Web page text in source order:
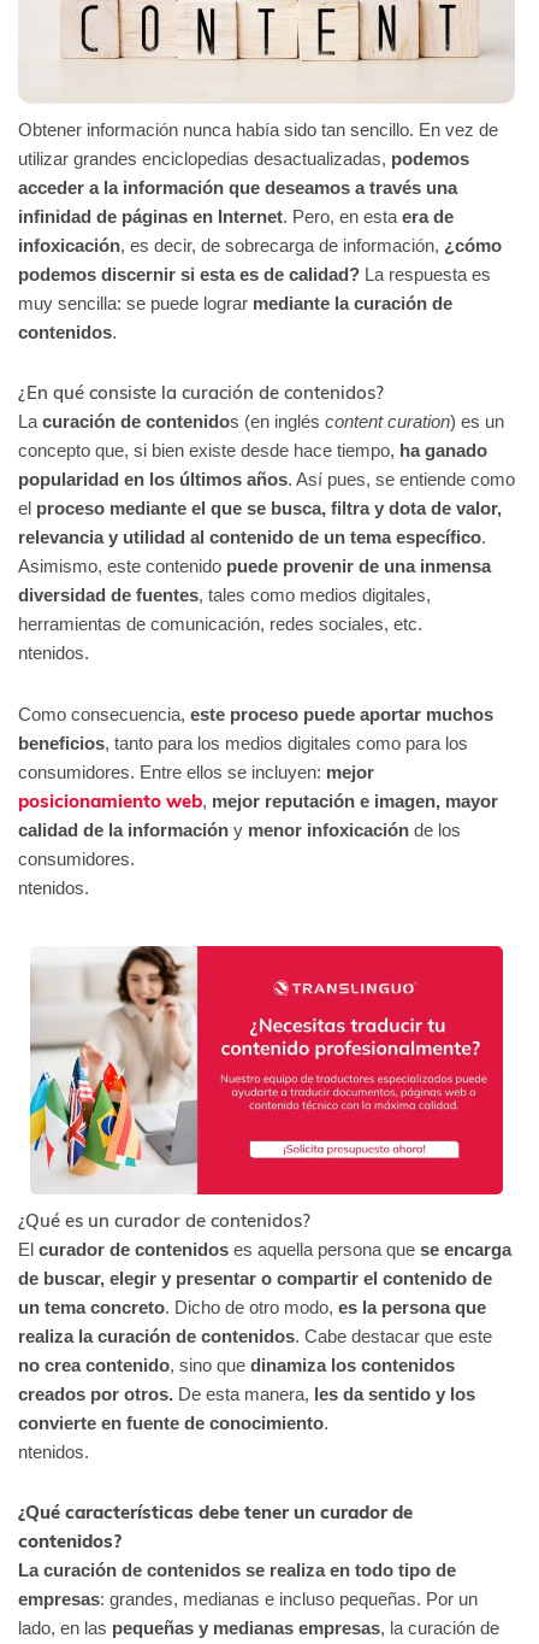
Obtener información nunca había sido tan sencillo. En vez de
utilizar grandes enciclopedias desactualizadas, podemos
acceder a la información que deseamos a través una
infinidad de páginas en Internet. Pero, en esta era de
infoxicación, es decir, de sobrecarga de información, ¿cómo
podemos discernir si esta es de calidad? La respuesta es
muy sencilla: se puede lograr mediante la curación de
contenidos.
¿En qué consiste la curación de contenidos?
La curación de contenidos (en inglés content curation) es un
concepto que, si bien existe desde hace tiempo, ha ganado
popularidad en los últimos años. Así pues, se entiende como
el proceso mediante el que se busca, filtra y dota de valor,
relevancia y utilidad al contenido de un tema específico.
Asimismo, este contenido puede provenir de una inmensa
diversidad de fuentes, tales como medios digitales,
herramientas de comunicación, redes sociales, etc.
ntenidos.
Como consecuencia, este proceso puede aportar muchos
beneficios, tanto para los medios digitales como para los
consumidores. Entre ellos se incluyen: mejor
posicionamiento web, mejor reputación e imagen, mayor
calidad de la información y menor infoxicación de los
consumidores.
ntenidos.
¿Qué es un curador de contenidos?
El curador de contenidos es aquella persona que se encarga
de buscar, elegir y presentar o compartir el contenido de
un tema concreto. Dicho de otro modo, es la persona que
realiza la curación de contenidos. Cabe destacar que este
no crea contenido, sino que dinamiza los contenidos
creados por otros. De esta manera, les da sentido y los
convierte en fuente de conocimiento.
ntenidos.
¿Qué características debe tener un curador de
contenidos?
La curación de contenidos se realiza en todo tipo de
empresas: grandes, medianas e incluso pequeñas. Por un
lado, en las pequeñas y medianas empresas, la curación de